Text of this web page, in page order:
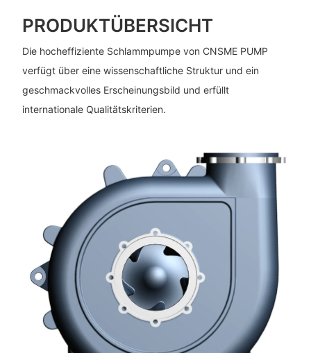
PRODUKTÜBERSICHT
Die hocheffiziente Schlammpumpe von CNSME PUMP
verfügt über eine wissenschaftliche Struktur und ein
geschmackvolles Erscheinungsbild und erfüllt
internationale Qualitätskriterien.